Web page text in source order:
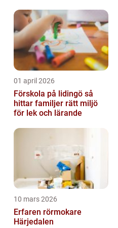
01 april 2026
Förskola på lidingö så
hittar familjer rätt miljö
för lek och lärande
10 mars 2026
Erfaren rörmokare
Härjedalen